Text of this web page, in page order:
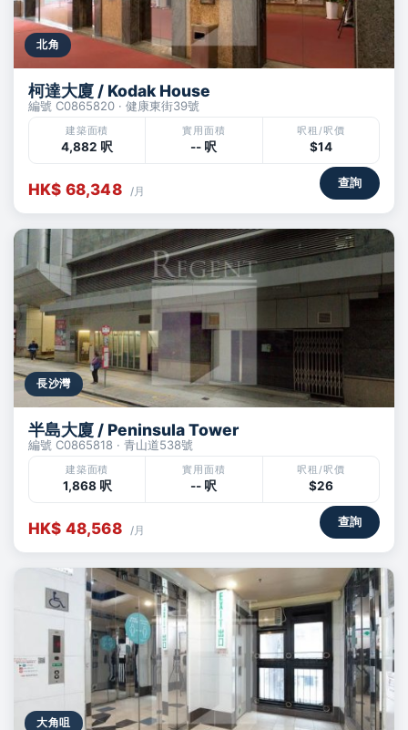
北角
柯達大廈 / Kodak House
編號 C0865820 · 健康東街39號
建築面積
4,882 呎
實用面積
-- 呎
呎租/呎價
$14
HK$ 68,348 /月
查詢
長沙灣
半島大廈 / Peninsula Tower
編號 C0865818 · 青山道538號
建築面積
1,868 呎
實用面積
-- 呎
呎租/呎價
$26
HK$ 48,568 /月
查詢
大角咀